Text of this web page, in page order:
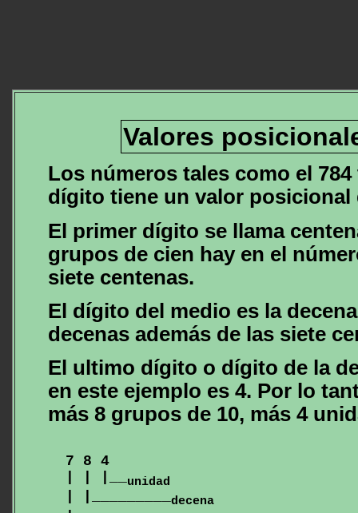
Valores
Los números tales como el
dígito tiene un valor posicional
El primer dígito se llama
grupos de cien hay en el
siete centenas.
El dígito del medio es la
decenas además de las siete
El ultimo dígito o dígito de la
en este ejemplo es 4. Por lo
más 8 grupos de 10, más 4
7 8 4
unidad
decena